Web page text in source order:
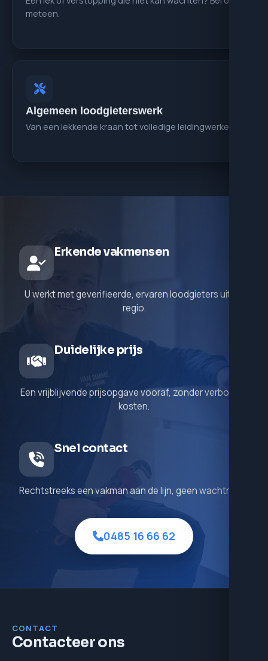
meteen.
Algemeen loodgieterswerk
Van een lekkende kraan tot volledige leidingwerken.
Erkende vakmensen
U werkt met geverifieerde, ervaren loodgieters uit de
regio.
Duidelijke prijs
Een vrijblijvende prijsopgave vooraf, zonder verborgen
kosten.
Snel contact
Rechtstreeks een vakman aan de lijn, geen wachtrij.
0485 16 66 62
CONTACT
Contacteer ons